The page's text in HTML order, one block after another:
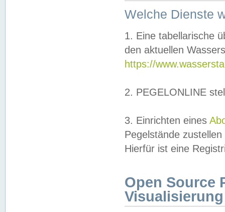
Welche Dienste
1. Eine tabellarische
den aktuellen
https://
2. PEGELONLINE
3. Einrichten eines
Pegelstände
Hierfür ist eine
Open Source
Visualisierung